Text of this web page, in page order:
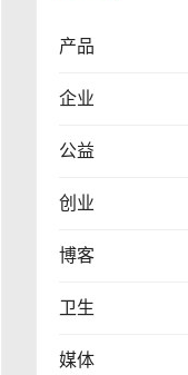
产品
企业
公益
创业
博客
卫生
媒体